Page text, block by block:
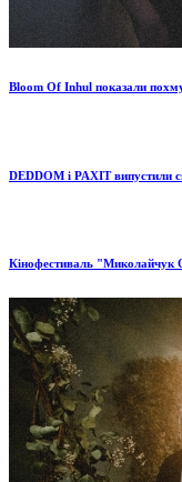
Bloom Of Inhul показали
DEDDOM і PAXIT випустили
Кінофестиваль "Миколайчук